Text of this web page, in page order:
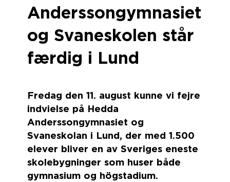
Anderssongymnasiet
og Svaneskolen står
færdig i Lund
Fredag den 11. august kunne vi fejre
indvielse på Hedda
Anderssongymnasiet og
Svaneskolan i Lund, der med 1.500
elever bliver en av Sveriges eneste
skolebygninger som huser både
gymnasium og högstadium.